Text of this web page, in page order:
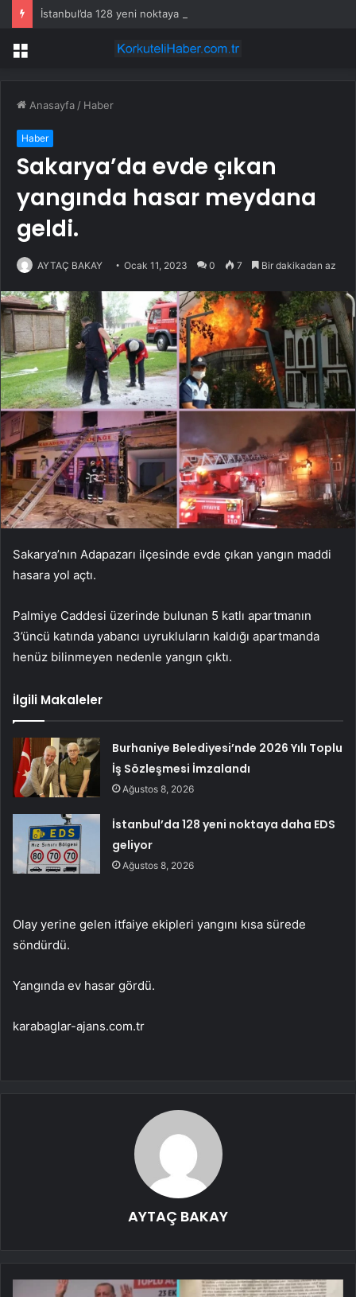
İstanbul’da 128 yeni noktaya daha EDS geliyor
Menü
Anasayfa / Haber
Haber
Sakarya’da evde çıkan
yangında hasar meydana
geldi.
AYTAÇ BAKAY Ocak 11, 2023 0 7 Bir dakikadan az
Sakarya’nın Adapazarı ilçesinde evde çıkan yangın maddi
hasara yol açtı.
Palmiye Caddesi üzerinde bulunan 5 katlı apartmanın
3’üncü katında yabancı uyrukluların kaldığı apartmanda
henüz bilinmeyen nedenle yangın çıktı.
İlgili Makaleler
Burhaniye Belediyesi’nde 2026 Yılı Toplu
İş Sözleşmesi İmzalandı
Ağustos 8, 2026
İstanbul’da 128 yeni noktaya daha EDS
geliyor
Ağustos 8, 2026
Olay yerine gelen itfaiye ekipleri yangını kısa sürede
söndürdü.
Yangında ev hasar gördü.
karabaglar-ajans.com.tr
AYTAÇ BAKAY